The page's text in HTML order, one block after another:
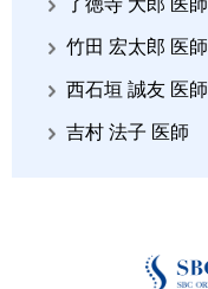
了徳寺 大郎 医師
竹田 宏太郎 医師
西石垣 誠友 医師
吉村 法子 医師